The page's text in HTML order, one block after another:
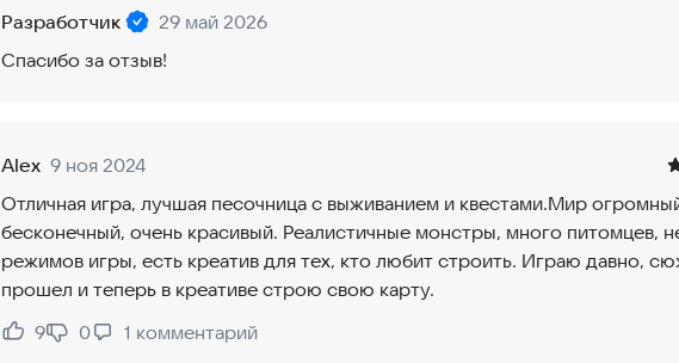
Разработчик
29 май 2026
Спасибо за отзыв!
Alex 9 ноя 2024
Отличная игра, лучшая песочница с выживанием и квестами.Мир
бесконечный, очень красивый. Реалистичные монстры, много питомцев,
режимов игры, есть креатив для тех, кто любит строить. Играю давно,
прошел и теперь в креативе строю свою карту.
Нравится:
9
Не нравится:
0 1 комментарий